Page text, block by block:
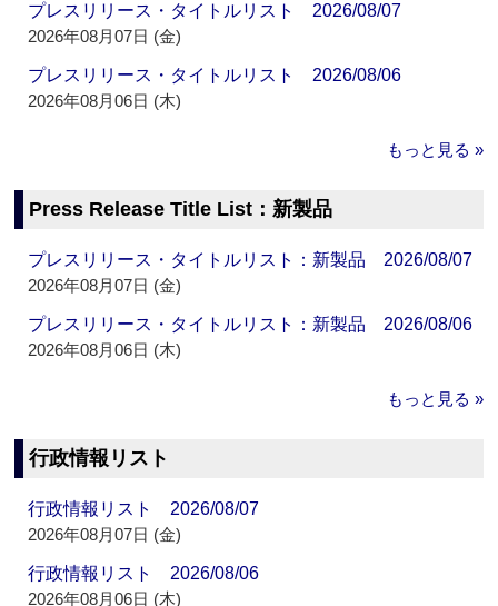
プレスリリース・タイトルリスト 2026/08/07
2026年08月07日 (金)
プレスリリース・タイトルリスト 2026/08/06
2026年08月06日 (木)
もっと見る »
Press Release Title List：新製品
プレスリリース・タイトルリスト：新製品 2026/08/07
2026年08月07日 (金)
プレスリリース・タイトルリスト：新製品 2026/08/06
2026年08月06日 (木)
もっと見る »
行政情報リスト
行政情報リスト 2026/08/07
2026年08月07日 (金)
行政情報リスト 2026/08/06
2026年08月06日 (木)